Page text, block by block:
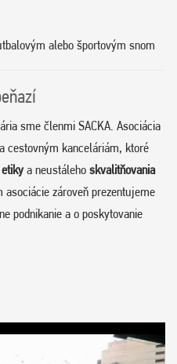
alebo športovým snom
sme členmi SACKA. Asociácia
cestovným kanceláriám, ktoré
etikya neustáleho skvalitňovania
zároveň prezentujeme
podnikanie a o poskytovanie